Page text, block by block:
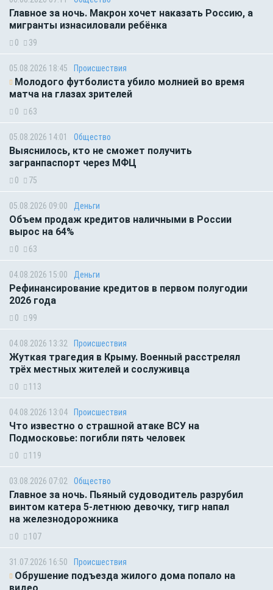
Главное за ночь. Макрон хочет наказать Россию, а
мигранты изнасиловали ребёнка
0 39
05.08.2026 18:45 Происшествия
Молодого футболиста убило молнией во время
матча на глазах зрителей
0 63
05.08.2026 14:01 Общество
Выяснилось, кто не сможет получить
загранпаспорт через МФЦ
0 75
05.08.2026 09:00 Деньги
Объем продаж кредитов наличными в России
вырос на 64%
0 63
04.08.2026 15:00 Деньги
Рефинансирование кредитов в первом полугодии
2026 года
0 99
04.08.2026 13:32 Происшествия
Жуткая трагедия в Крыму. Военный расстрелял
трёх местных жителей и сослуживца
0 113
04.08.2026 13:04 Происшествия
Что известно о страшной атаке ВСУ на
Подмосковье: погибли пять человек
0 119
03.08.2026 07:02 Общество
Главное за ночь. Пьяный судоводитель разрубил
винтом катера 5-летнюю девочку, тигр напал
на железнодорожника
0 107
31.07.2026 16:50 Происшествия
Обрушение подъезда жилого дома попало на